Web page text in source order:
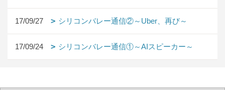
17/09/27 シリコンバレー通信②～Uber、再び～
17/09/24 シリコンバレー通信①～AIスピーカー～